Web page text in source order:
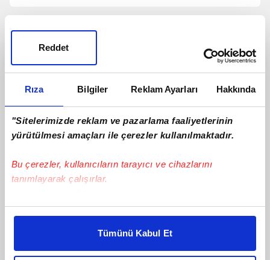
Rıza Bilgiler Reklam Ayarları Hakkında
"Sitelerimizde reklam ve pazarlama faaliyetlerinin
yürütülmesi amaçları ile çerezler kullanılmaktadır.
Bu çerezler, kullanıcıların tarayıcı ve cihazlarını
tanımlayarak çalışırlar.
Bu çerezlere izin vermeniz halinde sizlere özel
daha iyi reklam deneyimi yaşatabiliriz. Bunu yaparken
amacımızın size daha iyi bir reklam deneyimi sunmak
Tümünü Kabul Et
Reddet
yanıt!